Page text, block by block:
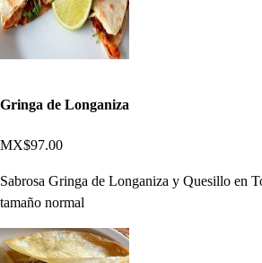
Gringa de Longaniza
MX$97.00
Sabrosa Gringa de Longaniza y Quesillo en
tamaño normal